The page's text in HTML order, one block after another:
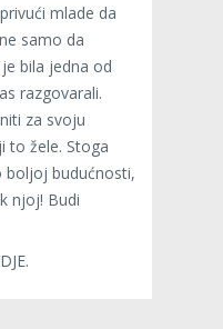
mlade da
samo da
bila jedna od
razgovarali.
za svoju
to žele. Stoga
budućnosti,
njoj! Budi